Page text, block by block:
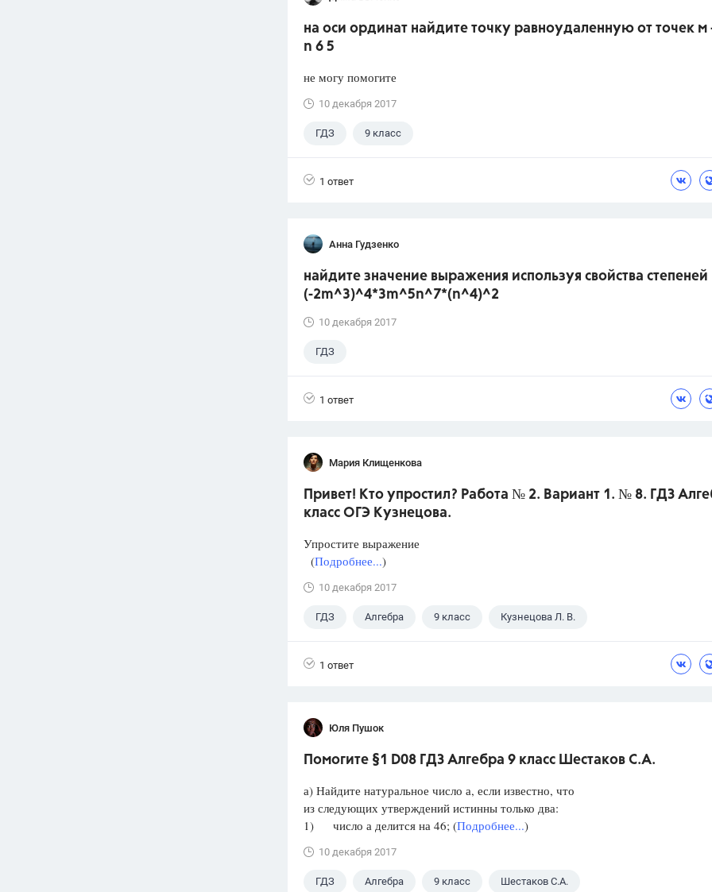
на оси ординат найдите точку равноудаленную от точек м
n 6 5
не могу помогите
10 декабря 2017
ГДЗ 9 класс
1 ответ
Анна Гудзенко
найдите значение выражения используя свойства степеней
(-2m^3)^4*3m^5n^7*(n^4)^2
10 декабря 2017
ГДЗ
1 ответ
Мария Клищенкова
Привет! Кто упростил? Работа № 2. Вариант 1. № 8. ГДЗ
класс ОГЭ Кузнецова.
Упростите выражение
(Подробнее...)
10 декабря 2017
ГДЗ Алгебра 9 класс Кузнецова Л. В.
1 ответ
Юля Пушок
Помогите §1 D08 ГДЗ Алгебра 9 класс Шестаков С.А.
а) Найдите натуральное число а, если известно, что
из следующих утверждений истинны только два:
1) число а делится на 46; (Подробнее...)
10 декабря 2017
ГДЗ Алгебра 9 класс Шестаков С.А.